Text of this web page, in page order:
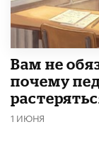
​Вам не
почему
1 ИЮНЯ